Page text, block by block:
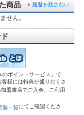
履歴を残さない
商品
せん。
のポイントサービス」で
様には特典が盛りだくさ
盟書店でご入会、ご利用
舗一覧にてご確認くださ